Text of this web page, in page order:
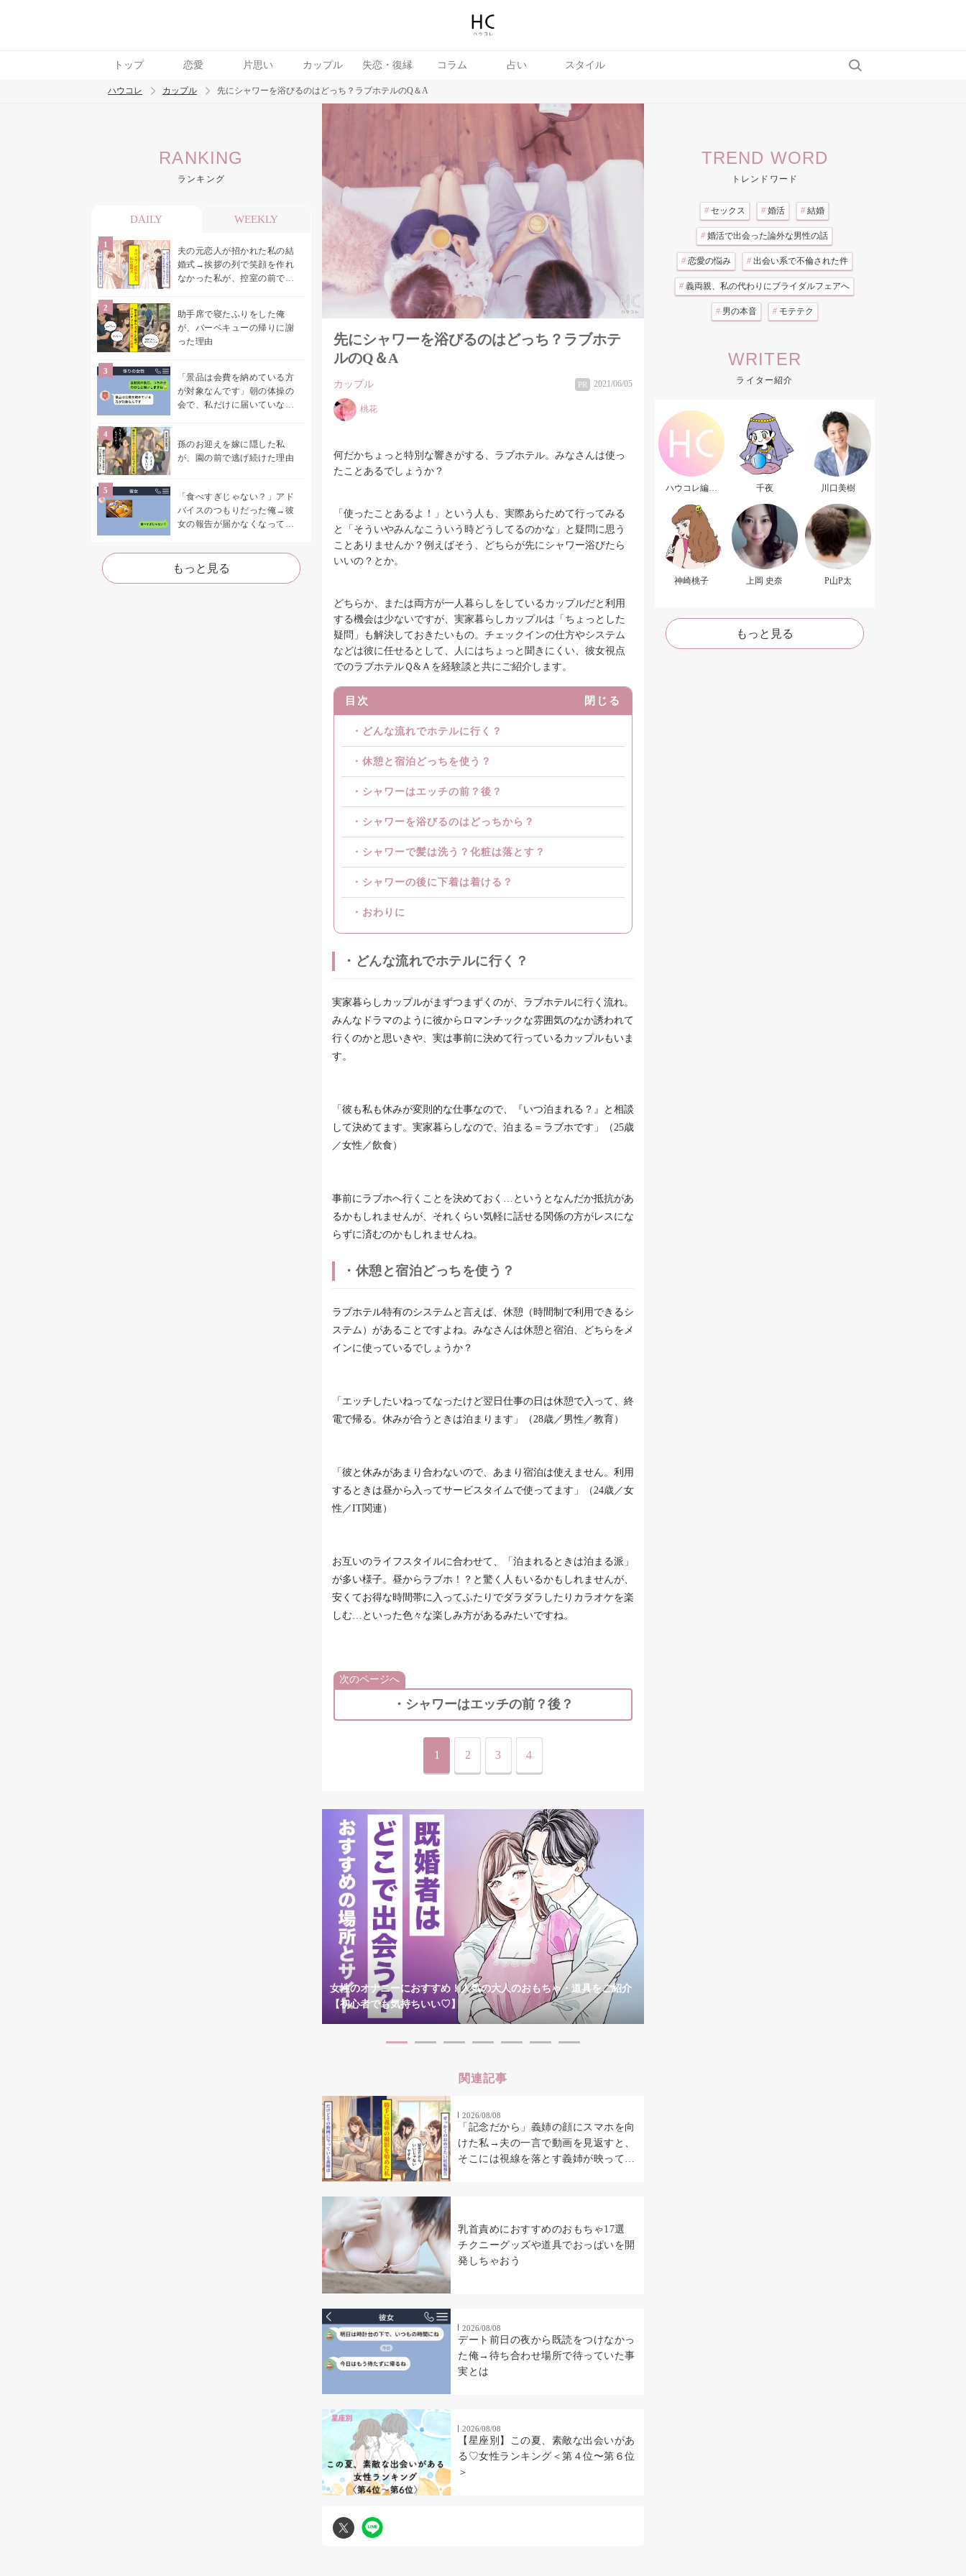
トップ 恋愛 片思い カップル 失恋・復縁 コラム 占い スタイル
トレンド ワード
ハウコレ カップル 先にシャワーを浴びるのはどっち？ラブホテルのQ＆A
RANKING
ランキング
DAILY WEEKLY
夫の元恋人が招かれた私の結
婚式→挨拶の列で笑顔を作れ
なかった私が、控室の前で彼
助手席で寝たふりをした俺
が、バーベキューの帰りに謝
った理由
「景品は会費を納めている方
が対象なんです」朝の体操の
会で、私だけに届いていなか
孫のお迎えを嫁に隠した私
が、園の前で逃げ続けた理由
「食べすぎじゃない？」アド
バイスのつもりだった俺→彼
女の報告が届かなくなって、
た
もっと見る
先にシャワーを浴びるのはどっち？ラブホテ
ルのQ＆A
カップル PR 2021/06/05
桃花
何だかちょっと特別な響きがする、ラブホテル。みなさんは使っ
たことあるでしょうか？
「使ったことあるよ！」という人も、実際あらためて行ってみる
と「そういやみんなこういう時どうしてるのかな」と疑問に思う
ことありませんか？例えばそう、どちらが先にシャワー浴びたら
いいの？とか。
どちらか、または両方が一人暮らしをしているカップルだと利用
する機会は少ないですが、実家暮らしカップルは「ちょっとした
疑問」も解決しておきたいもの。チェックインの仕方やシステム
などは彼に任せるとして、人にはちょっと聞きにくい、彼女視点
でのラブホテルＱ&Ａを経験談と共にご紹介します。
目次 閉じる
・どんな流れでホテルに行く？
・休憩と宿泊どっちを使う？
・シャワーはエッチの前？後？
・シャワーを浴びるのはどっちから？
・シャワーで髪は洗う？化粧は落とす？
・シャワーの後に下着は着ける？
・おわりに
・どんな流れでホテルに行く？
実家暮らしカップルがまずつまずくのが、ラブホテルに行く流れ。
みんなドラマのように彼からロマンチックな雰囲気のなか誘われて
行くのかと思いきや、実は事前に決めて行っているカップルもいま
す。
「彼も私も休みが変則的な仕事なので、『いつ泊まれる？』と相談
して決めてます。実家暮らしなので、泊まる＝ラブホです」（25歳
／女性／飲食）
事前にラブホへ行くことを決めておく…というとなんだか抵抗があ
るかもしれませんが、それくらい気軽に話せる関係の方がレスにな
らずに済むのかもしれませんね。
・休憩と宿泊どっちを使う？
ラブホテル特有のシステムと言えば、休憩（時間制で利用できるシ
ステム）があることですよね。みなさんは休憩と宿泊、どちらをメ
インに使っているでしょうか？
「エッチしたいねってなったけど翌日仕事の日は休憩で入って、終
電で帰る。休みが合うときは泊まります」（28歳／男性／教育）
「彼と休みがあまり合わないので、あまり宿泊は使えません。利用
するときは昼から入ってサービスタイムで使ってます」（24歳／女
性／IT関連）
お互いのライフスタイルに合わせて、「泊まれるときは泊まる派」
が多い様子。昼からラブホ！？と驚く人もいるかもしれませんが、
安くてお得な時間帯に入ってふたりでダラダラしたりカラオケを楽
しむ…といった色々な楽しみ方があるみたいですね。
次のページへ
・シャワーはエッチの前？後？
1 2 3 4
女性のオナニーにおすすめ！人気の大人のおもちゃ・道具をご紹介
【初心者でも気持ちいい♡】
関連記事
2026/08/08
「記念だから」義姉の顔にスマホを向
けた私→夫の一言で動画を見返すと、
そこには視線を落とす義姉が映ってい
乳首責めにおすすめのおもちゃ17選
チクニーグッズや道具でおっぱいを開
発しちゃおう
2026/08/08
デート前日の夜から既読をつけなかっ
た俺→待ち合わせ場所で待っていた事
実とは
2026/08/08
【星座別】この夏、素敵な出会いがあ
る♡女性ランキング＜第４位〜第６位
＞
TREND WORD
トレンドワード
# セックス # 婚活 # 結婚
# 婚活で出会った論外な男性の話
# 恋愛の悩み # 出会い系で不倫された件
# 義両親、私の代わりにブライダルフェアへ
# 男の本音 # モテテク
WRITER
ライター紹介
ハウコレ編集
千夜 川口美樹
神崎桃子 上岡 史奈 P山P太
もっと見る